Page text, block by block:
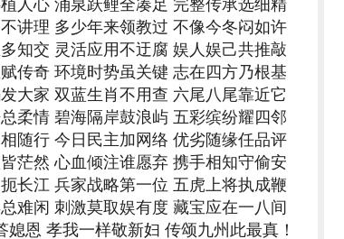
人心 涌泉跃鲤全凑足 完整传承选细精
讲理 多少年来领教过 不像今冬闷如许
知交 灵活应用不迂腐 娱人娱己共推敲
传奇 环境时势虽关键 志在四方乃根基
大家 双蓝生肖不用查 六尾八尾靠近它
柔情 碧海隔岸鼓浪屿 五彩缤纷耀四邻
随行 今日民主加网络 优劣随缘任品评
茫然 心血倾注谁愿弃 携手相知守偷安
长江 兵家战略第一位 五虎上将执成鞭
难闲 刺激莫取娱有度 藏宝应在一八间
恩 孝我一样敬新妇 传颂九州此最真！